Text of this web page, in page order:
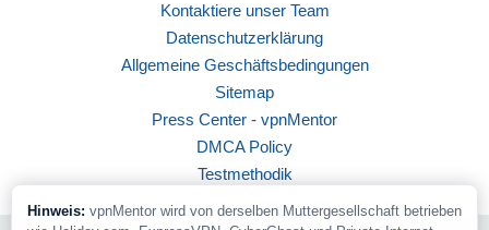
Kontaktiere unser Team
Datenschutzerklärung
Allgemeine Geschäftsbedingungen
Sitemap
Press Center - vpnMentor
DMCA Policy
Testmethodik
Hinweis: vpnMentor wird von derselben Muttergesellschaft betrieben